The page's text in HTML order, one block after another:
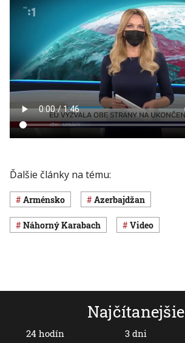
Ďalšie články na tému:
Arménsko Azerbajdžan
Náhorný Karabach Video
Najčítanejšie
24 hodín 3 dni